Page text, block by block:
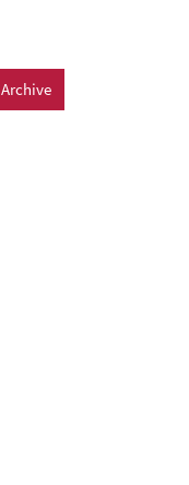
Archive